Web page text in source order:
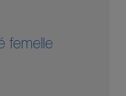
femelle